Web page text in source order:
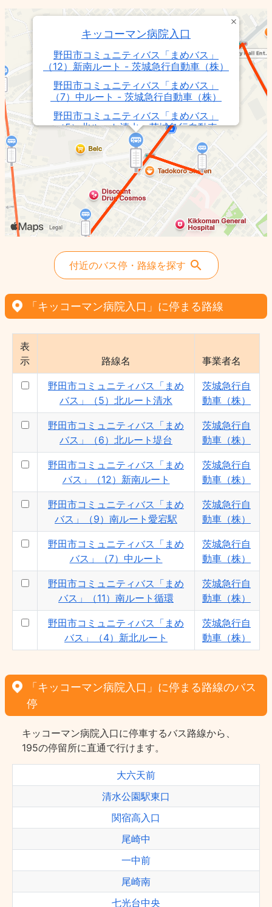
キッコーマン病院入口
野田市コミュニティバス「まめバス」
（12）新南ルート - 茨城急行自動車（株）
野田市コミュニティバス「まめバス」
（7）中ルート - 茨城急行自動車（株）
野田市コミュニティバス「まめバス」
（5）北ルート清水 - 茨城急行自動車
（株）
野田市コミュニティバス「まめバス」
（9）南ルート愛宕駅 - 茨城急行自動車
（株）
野田市コミュニティバス「まめバス」
（6）北ルート堤台 - 茨城急行自動車
（株）
（4）新北ルート - 茨城急行自動車（株）
野田市コミュニティバス「まめバス」
（株）
付近のバス停・路線を探す
「キッコーマン病院入口」に停まる路線
表
示
路線名 事業者名
野田市コミュニティバス「まめ
バス」（5）北ルート清水
茨城急行自
動車（株）
野田市コミュニティバス「まめ
バス」（6）北ルート堤台
茨城急行自
動車（株）
野田市コミュニティバス「まめ
バス」（12）新南ルート
茨城急行自
動車（株）
野田市コミュニティバス「まめ
バス」（9）南ルート愛宕駅
茨城急行自
動車（株）
野田市コミュニティバス「まめ
バス」（7）中ルート
茨城急行自
動車（株）
野田市コミュニティバス「まめ
バス」（11）南ルート循環
茨城急行自
動車（株）
野田市コミュニティバス「まめ
バス」（4）新北ルート
茨城急行自
動車（株）
「キッコーマン病院入口」に停まる路線のバス
停
キッコーマン病院入口に停車するバス路線から、
195の停留所に直通で行けます。
大六天前
清水公園駅東口
関宿高入口
尾崎中
一中前
尾崎南
七光台中央